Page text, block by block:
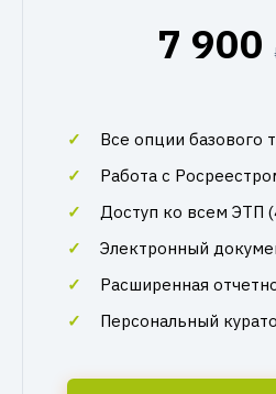
7 900
Все опции базового
Работа с
Доступ ко всем ЭТП
Электронный
Расширенная
Персональный